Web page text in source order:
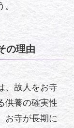
。
の理由
、故人をお寺
供養の確実性
お寺が長期に